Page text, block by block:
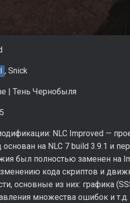
, Snick
| Тень Чернобыля
NLC Improved —
на NLC 7 build 3.9.1 и
был полностью заменен на
кода скриптов и
основные из них: графика
множества ошибок и т.д.